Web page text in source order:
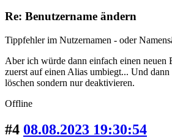
Re: Benutzername ändern
Tippfehler im Nutzernamen - oder
Aber ich würde dann einfach einen neuen
zuerst auf einen Alias umbiegt... Und
löschen sondern nur deaktivieren.
Offline
#4 08.08.2023 19:30:54